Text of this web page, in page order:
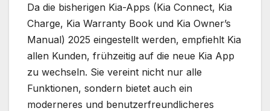
Da die bisherigen Kia-Apps (Kia Connect, Kia
Charge, Kia Warranty Book und Kia Owner’s
Manual) 2025 eingestellt werden, empfiehlt Kia
allen Kunden, frühzeitig auf die neue Kia App
zu wechseln. Sie vereint nicht nur alle
Funktionen, sondern bietet auch ein
moderneres und benutzerfreundlicheres